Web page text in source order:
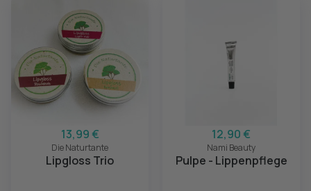
13,99 €
Die Naturtante
Lipgloss Trio
12,90 €
Nami Beauty
Pulpe - Lippenpflege